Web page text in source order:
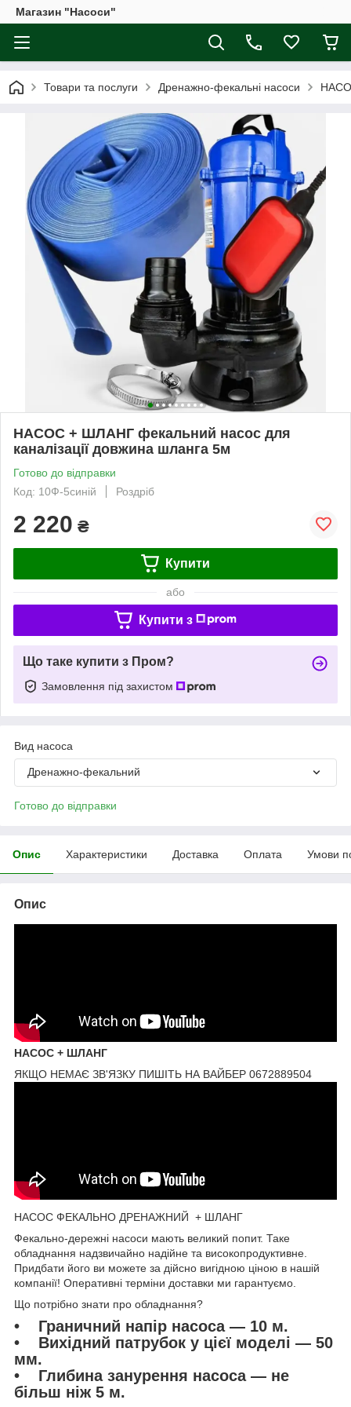
Магазин "Насоси"
Товари та послуги Дренажно-фекальні насоси
НАСОС + ШЛАНГ фекальний насос для
каналізації довжина шланга 5м
Готово до відправки
Код: 10Ф-5синій
Роздріб
2 220 ₴
Купити
або
Купити з
Що таке купити з Пром?
Замовлення під захистом
Вид насоса
Дренажно-фекальний
Готово до відправки
Опис Характеристики Доставка Оплата Умови
Опис
НАСОС + ШЛАНГ
ЯКЩО НЕМАЄ ЗВ'ЯЗКУ ПИШІТЬ НА ВАЙБЕР 0672889504
НАСОС ФЕКАЛЬНО ДРЕНАЖНИЙ + ШЛАНГ
Фекально-дережні насоси мають великий попит. Таке
обладнання надзвичайно надійне та високопродуктивне.
Придбати його ви можете за дійсно вигідною ціною в нашій
компанії! Оперативні терміни доставки ми гарантуємо.
Що потрібно знати про обладнання?
• Граничний напір насоса — 10 м.
• Вихідний патрубок у цієї моделі — 50
мм.
• Глибина занурення насоса — не
більш ніж 5 м.